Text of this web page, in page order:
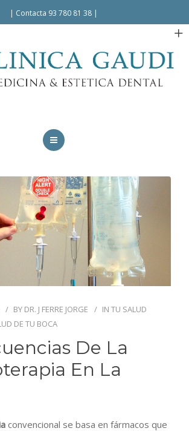
| Contacta 93 780 81 38 |
BY DR. J FERRE JORGE IN TU SALUD
DE TU BOCA
De La
En La
convencional se basa en fármacos que